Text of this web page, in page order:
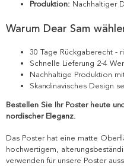
Produktion: Nachhaltiger
Warum Dear Sam
30 Tage Rückgaberecht -
Schnelle Lieferung 2-4
Nachhaltige Produktion
Skandinavisches Design
Bestellen Sie Ihr Poster heute
nordischer Eleganz.
Das Poster hat eine matte
hochwertigem,
verwenden für unsere Poster